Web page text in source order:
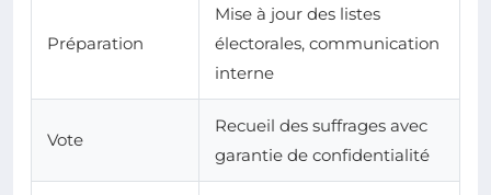
Préparation
Mise à jour des listes
électorales, communication
interne
Vote
Recueil des suffrages avec
garantie de confidentialité